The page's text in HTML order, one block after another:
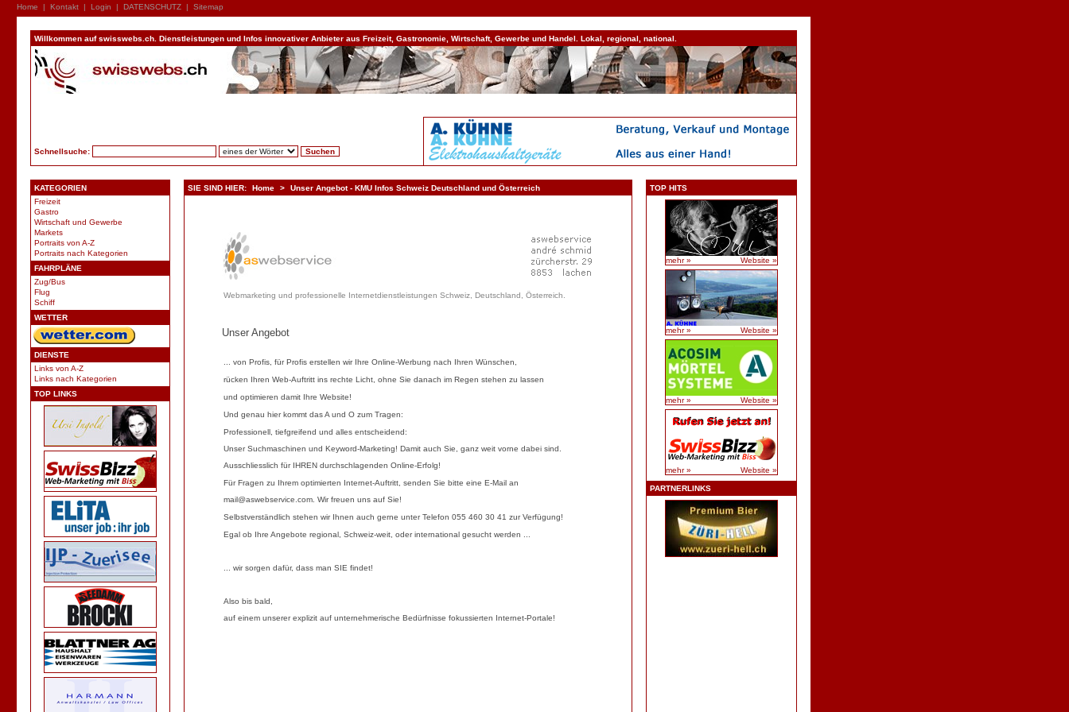
Home | Kontakt | Login | DATENSCHUTZ | Sitemap
Willkommen auf swisswebs.ch. Dienstleistungen und Infos innovativer Anbieter aus Freizeit, Gastronomie, Wirtschaft, Gewerbe und Handel. Lokal, regional, national.
Schnellsuche:
KATEGORIEN
Freizeit
Gastro
Wirtschaft und Gewerbe
Markets
Portraits von A-Z
Portraits nach Kategorien
FAHRPLÄNE
Zug/Bus
Flug
Schiff
WETTER
DIENSTE
Links von A-Z
Links nach Kategorien
TOP LINKS
SIE SIND HIER: Home > Unser Angebot - KMU Infos Schweiz Deutschland und Österreich
Webmarketing und professionelle Internetdienstleistungen Schweiz, Deutschland, Österreich.
Unser Angebot
... von Profis, für Profis erstellen wir Ihre Online-Werbung nach Ihren Wünschen,
rücken Ihren Web-Auftritt ins rechte Licht, ohne Sie danach im Regen stehen zu lassen
und optimieren damit Ihre Website!
Und genau hier kommt das A und O zum Tragen:
Professionell, tiefgreifend und alles entscheidend:
Unser Suchmaschinen und Keyword-Marketing! Damit auch Sie, ganz weit vorne dabei sind.
Ausschliesslich für IHREN durchschlagenden Online-Erfolg!
Für Fragen zu Ihrem optimierten Internet-Auftritt, senden Sie bitte eine E-Mail an
mail@aswebservice.com . Wir freuen uns auf Sie!
Selbstverständlich stehen wir Ihnen auch gerne unter Telefon 055 460 30 41 zur Verfügung!
Egal ob Ihre Angebote regional, Schweiz-weit, oder international gesucht werden ...
... wir sorgen dafür, dass man SIE findet!
Also bis bald,
auf einem unserer explizit auf unternehmerische Bedürfnisse fokussierten Internet-Portale!
TOP HITS
mehr » Website »
mehr » Website »
mehr » Website »
mehr » Website »
PARTNERLINKS